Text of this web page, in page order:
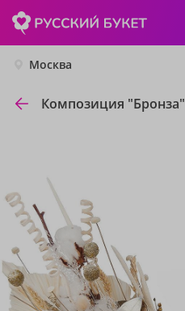
Москва
Композиция "Бронза"